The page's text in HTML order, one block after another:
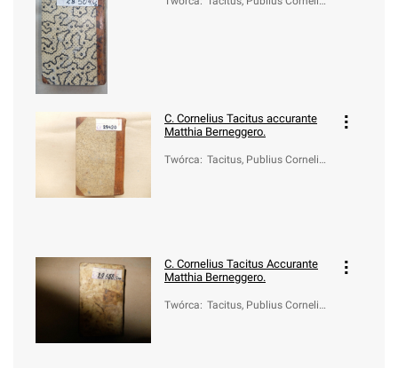
C. Cornelius Tacitus accurante
Matthia Berneggero.
Twórca: Tacitus, Publius Cornelius
C. Cornelius Tacitus Accurante
Matthia Berneggero.
Twórca: Tacitus, Publius Cornelius